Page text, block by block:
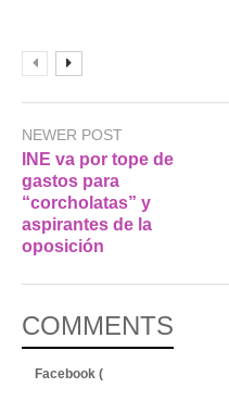
NEWER POST
INE va por tope de
gastos para
“corcholatas” y
aspirantes de la
oposición
COMMENTS
Facebook (